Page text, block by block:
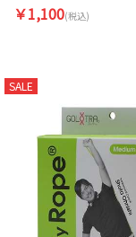
￥1,100(税込)
SALE